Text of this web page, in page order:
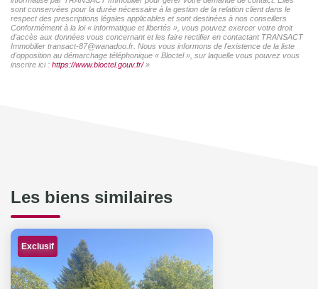
sont conservées pour la durée nécessaire à la gestion de la relation client dans le
respect des prescriptions légales applicables et sont destinées à nos conseillers
Conformément à la loi « informatique et libertés », vous pouvez exercer votre droit
d'accès aux données vous concernant et les faire rectifier en contactant TRANSACT
Immobilier transact-87@wanadoo.fr. Nous vous informons de l'existence de la liste
d'opposition au démarchage téléphonique « Bloctel », sur laquelle vous pouvez vous
inscrire ici : https://www.bloctel.gouv.fr/»
Les biens similaires
Exclusif